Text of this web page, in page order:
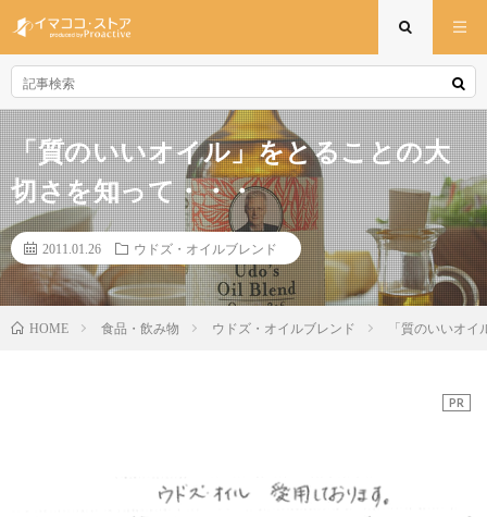
「質のいいオイル」をとることの大
切さを知って・・・
2011.01.26 ウドズ・オイルブレンド
HOME 食品・飲み物 ウドズ・オイルブレンド 「質のいいオ
PR